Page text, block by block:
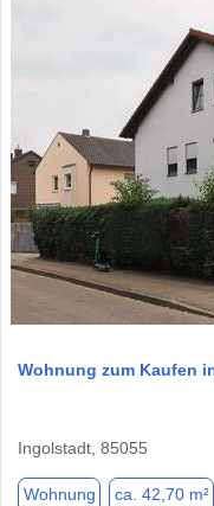
Wohnung zum Kaufen
Ingolstadt, 85055
Wohnung ca. 42,70 m²